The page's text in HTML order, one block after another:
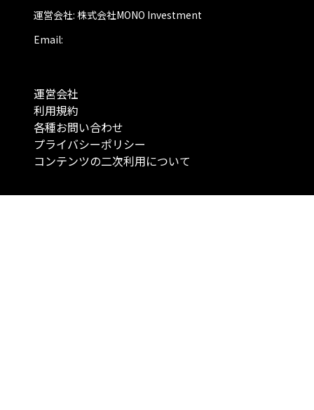
運営会社: 株式会社MONO Investment
Email:
運営会社
利用規約
各種お問い合わせ
プライバシーポリシー
コンテンツの二次利用について